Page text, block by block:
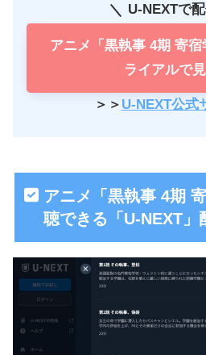
U-NEXTで
アニメ「黒執事 4期 寄宿
ライアルで
＞＞ U-NEXT公式
アニメ「黒執事 4期
聴できる「U-NEXT」